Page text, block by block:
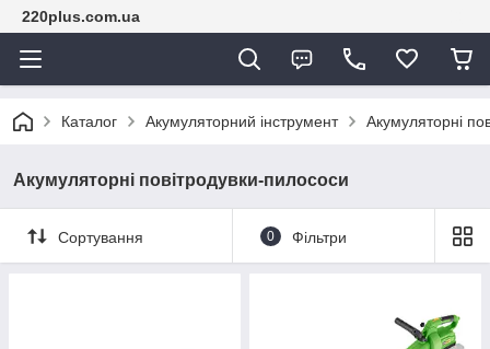
220plus.com.ua
Каталог Акумуляторний інструмент Акумуляторні
Акумуляторні повітродувки-пилососи
Сортування 0 Фільтри